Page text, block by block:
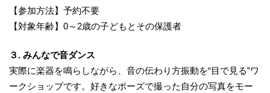
【参加方法】予約不要
【対象年齢】0～2歳の子どもとその保護者
３. みんなで音ダンス
実際に楽器を鳴らしながら、音の伝わり方振動を“目で見る”ワ
ークショップです。好きなポーズで撮った自分の写真をモー